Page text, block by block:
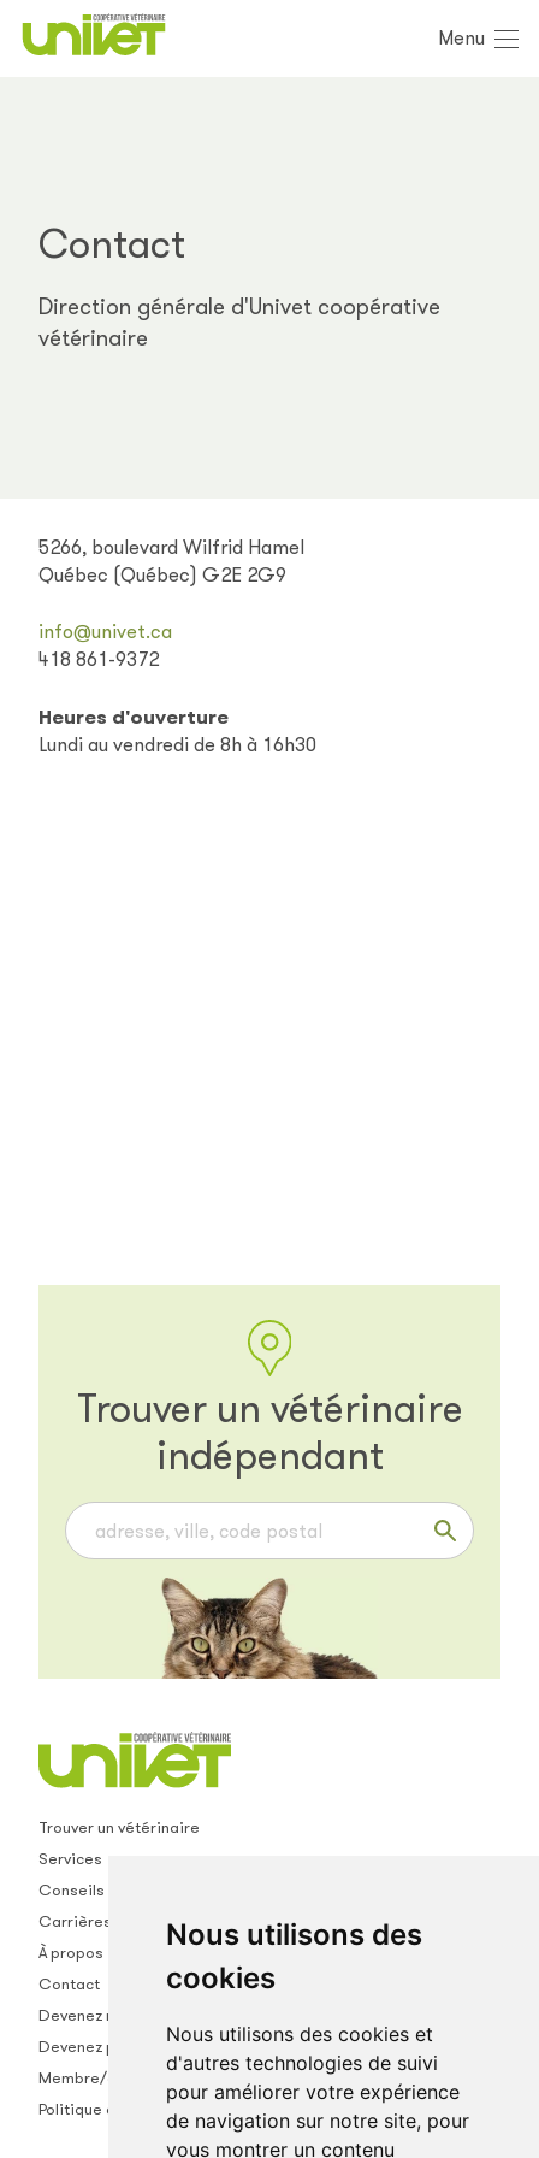
Nous utilisons des
cookies
Nous utilisons des cookies et
d'autres technologies de suivi
pour améliorer votre expérience
de navigation sur notre site, pour
vous montrer un contenu
Menu
Contact
Direction générale d'Univet coopérative
vétérinaire
5266, boulevard Wilfrid Hamel
Québec (Québec) G2E 2G9
info@univet.ca
418 861-9372
Heures d'ouverture
Lundi au vendredi de 8h à 16h30
Trouver un vétérinaire
indépendant
Trouver un vétérinaire
Services
Conseils
Carrières
À propos
Contact
Devenez membre
Devenez partenaire
Membre/empl.
Politique de confidentialité